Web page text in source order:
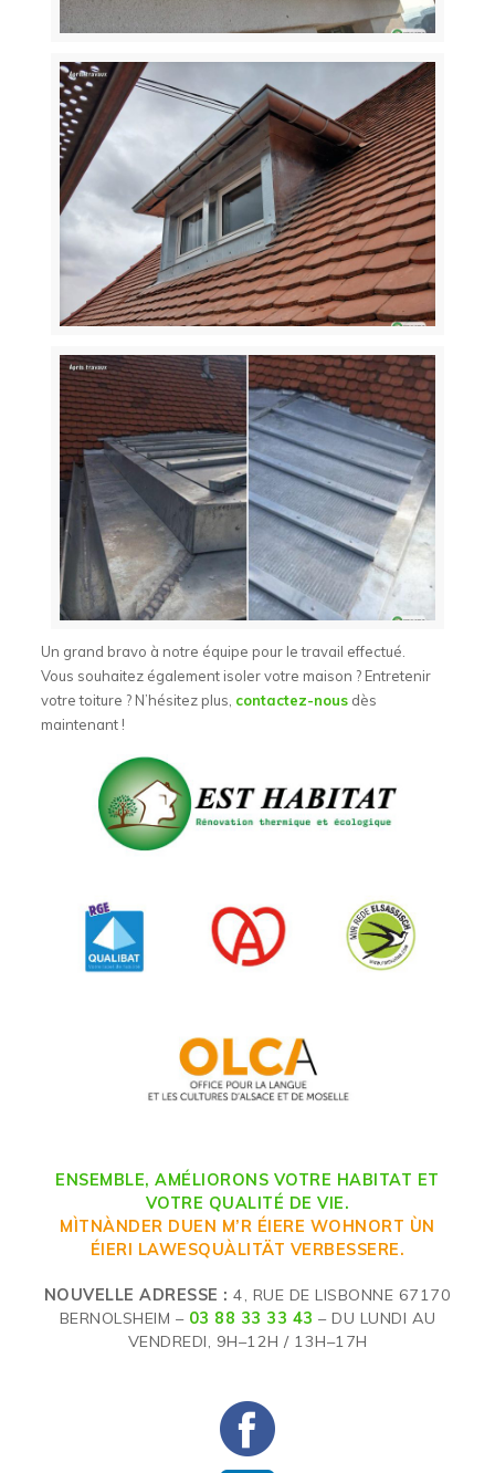
Un grand bravo à notre équipe pour le travail effectué.
Vous souhaitez également isoler votre maison ? Entretenir
votre toiture ? N’hésitez plus, contactez-nousdès
maintenant !
ENSEMBLE, AMÉLIORONS VOTRE HABITAT ET
VOTRE QUALITÉ DE VIE.
MÌTNÀNDER DUEN M’R ÉIERE WOHNORT ÙN
ÉIERI LAWESQUÀLITÄT VERBESSERE.
NOUVELLE ADRESSE : 4, RUE DE LISBONNE 67170
BERNOLSHEIM – 03 88 33 33 43 – DU LUNDI AU
VENDREDI, 9H–12H / 13H–17H